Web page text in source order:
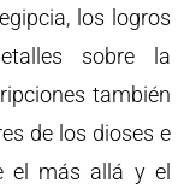
los logros
sobre la
también
de los dioses e
el más allá y el